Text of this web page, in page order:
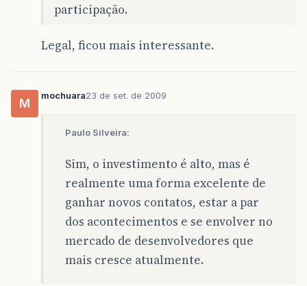
participação.
Legal, ficou mais interessante.
M
mochuara23 de set. de 2009
Paulo Silveira:
Sim, o investimento é alto, mas é
realmente uma forma excelente de
ganhar novos contatos, estar a par
dos acontecimentos e se envolver no
mercado de desenvolvedores que
mais cresce atualmente.